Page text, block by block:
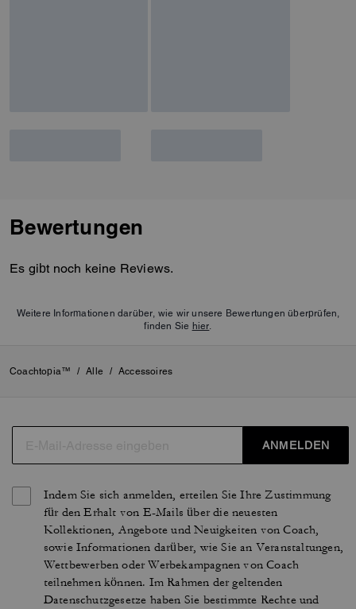
Bewertungen
Es gibt noch keine Reviews.
Weitere Informationen darüber, wie wir unsere Bewertungen überprüfen,
finden Sie hier.
Coachtopia™ / Alle / Accessoires
ANMELDEN
Indem Sie sich anmelden, erteilen Sie Ihre Zustimmung
für den Erhalt von E-Mails über die neuesten
Kollektionen, Angebote und Neuigkeiten von Coach,
sowie Informationen darüber, wie Sie an Veranstaltungen,
Wettbewerben oder Werbekampagnen von Coach
teilnehmen können. Im Rahmen der geltenden
Datenschutzgesetze haben Sie bestimmte Rechte und